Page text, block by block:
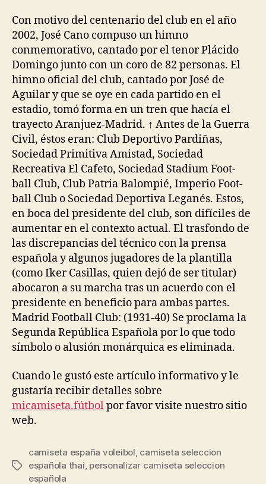
Con motivo del centenario del club en el año
2002, José Cano compuso un himno
conmemorativo, cantado por el tenor Plácido
Domingo junto con un coro de 82 personas. El
himno oficial del club, cantado por José de
Aguilar y que se oye en cada partido en el
estadio, tomó forma en un tren que hacía el
trayecto Aranjuez-Madrid. ↑ Antes de la Guerra
Civil, éstos eran: Club Deportivo Pardiñas,
Sociedad Primitiva Amistad, Sociedad
Recreativa El Cafeto, Sociedad Stadium Foot-
ball Club, Club Patria Balompié, Imperio Foot-
ball Club o Sociedad Deportiva Leganés. Estos,
en boca del presidente del club, son difíciles de
aumentar en el contexto actual. El trasfondo de
las discrepancias del técnico con la prensa
española y algunos jugadores de la plantilla
(como Iker Casillas, quien dejó de ser titular)
abocaron a su marcha tras un acuerdo con el
presidente en beneficio para ambas partes.
Madrid Football Club: (1931-40) Se proclama la
Segunda República Española por lo que todo
símbolo o alusión monárquica es eliminada.
Cuando le gustó este artículo informativo y le
gustaría recibir detalles sobre
micamiseta.fútbolpor favor visite nuestro sitio
web.
Etiquetas
camiseta españa voleibol camiseta seleccion
española thai personalizar camiseta seleccion
española